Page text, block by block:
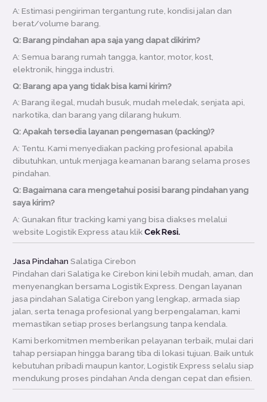
A: Estimasi pengiriman tergantung rute, kondisi jalan dan
berat/volume barang.
Q: Barang pindahan apa saja yang dapat dikirim?
A: Semua barang rumah tangga, kantor, motor, kost,
elektronik, hingga industri.
Q: Barang apa yang tidak bisa kami kirim?
A: Barang ilegal, mudah busuk, mudah meledak, senjata api,
narkotika, dan barang yang dilarang hukum.
Q: Apakah tersedia layanan pengemasan (packing)?
A: Tentu. Kami menyediakan packing profesional apabila
dibutuhkan, untuk menjaga keamanan barang selama proses
pindahan.
Q: Bagaimana cara mengetahui posisi barang pindahan yang
saya kirim?
A: Gunakan fitur tracking kami yang bisa diakses melalui
website Logistik Express atau klikCek Resi.
Jasa Pindahan Salatiga Cirebon
Pindahan dari Salatiga ke Cirebon kini lebih mudah, aman, dan
menyenangkan bersama Logistik Express. Dengan layanan
jasa pindahan Salatiga Cirebon yang lengkap, armada siap
jalan, serta tenaga profesional yang berpengalaman, kami
memastikan setiap proses berlangsung tanpa kendala.
Kami berkomitmen memberikan pelayanan terbaik, mulai dari
tahap persiapan hingga barang tiba di lokasi tujuan. Baik untuk
kebutuhan pribadi maupun kantor, Logistik Express selalu siap
mendukung proses pindahan Anda dengan cepat dan efisien.